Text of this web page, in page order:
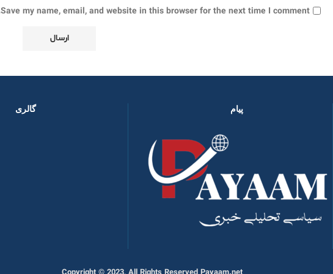
Save my name, email, and website in this browser for the next time I comment.
پیام گالری